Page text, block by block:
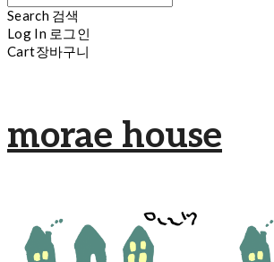
Search 검색
Log In 로그인
Cart장바구니
morae house